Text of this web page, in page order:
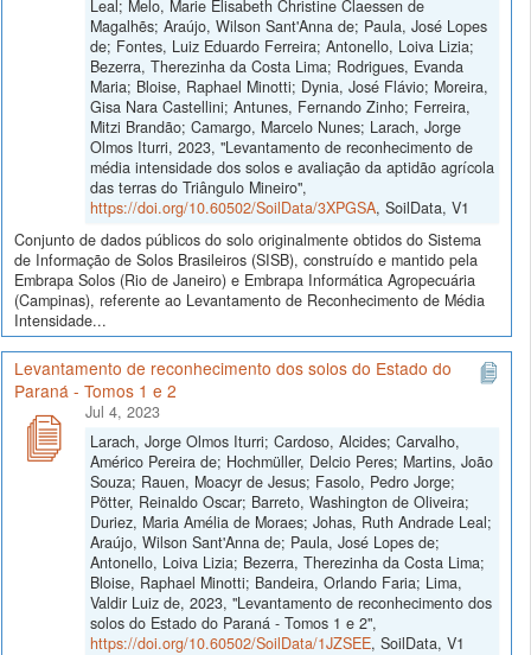
Leal; Melo, Marie Elisabeth Christine Claessen de
Magalhẽs; Araújo, Wilson Sant'Anna de; Paula, José Lopes
de; Fontes, Luiz Eduardo Ferreira; Antonello, Loiva Lizia;
Bezerra, Therezinha da Costa Lima; Rodrigues, Evanda
Maria; Bloise, Raphael Minotti; Dynia, José Flávio; Moreira,
Gisa Nara Castellini; Antunes, Fernando Zinho; Ferreira,
Mitzi Brandão; Camargo, Marcelo Nunes; Larach, Jorge
Olmos Iturri, 2023, "Levantamento de reconhecimento de
média intensidade dos solos e avaliação da aptidão agrícola
das terras do Triângulo Mineiro",
https://doi.org/10.60502/SoilData/3XPGSA, SoilData, V1
Conjunto de dados públicos do solo originalmente obtidos do Sistema
de Informação de Solos Brasileiros (SISB), construído e mantido pela
Embrapa Solos (Rio de Janeiro) e Embrapa Informática Agropecuária
(Campinas), referente ao Levantamento de Reconhecimento de Média
Intensidade...
Levantamento de reconhecimento dos solos do Estado do
Paraná - Tomos 1 e 2
Jul 4, 2023
Larach, Jorge Olmos Iturri; Cardoso, Alcides; Carvalho,
Américo Pereira de; Hochmüller, Delcio Peres; Martins, João
Souza; Rauen, Moacyr de Jesus; Fasolo, Pedro Jorge;
Pötter, Reinaldo Oscar; Barreto, Washington de Oliveira;
Duriez, Maria Amélia de Moraes; Johas, Ruth Andrade Leal;
Araújo, Wilson Sant'Anna de; Paula, José Lopes de;
Antonello, Loiva Lizia; Bezerra, Therezinha da Costa Lima;
Bloise, Raphael Minotti; Bandeira, Orlando Faria; Lima,
Valdir Luiz de, 2023, "Levantamento de reconhecimento dos
solos do Estado do Paraná - Tomos 1 e 2",
https://doi.org/10.60502/SoilData/1JZSEE, SoilData, V1